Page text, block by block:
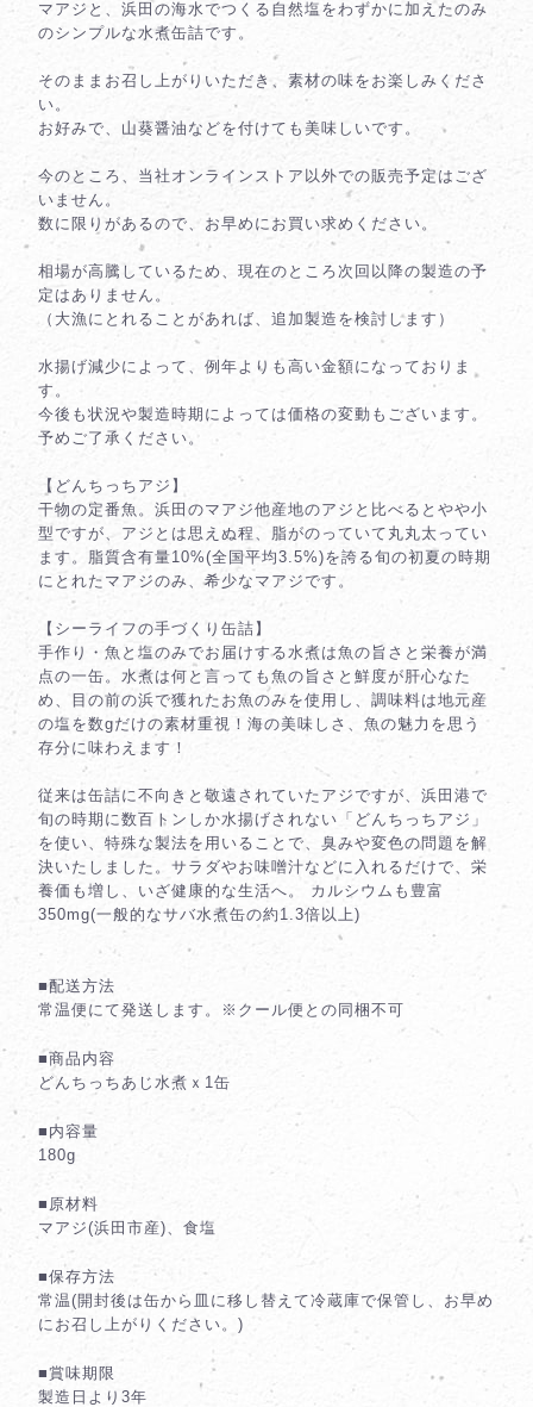
マアジと、浜田の海水でつくる自然塩をわずかに加えたのみ
のシンプルな水煮缶詰です。
そのままお召し上がりいただき、素材の味をお楽しみくださ
い。
お好みで、山葵醤油などを付けても美味しいです。
今のところ、当社オンラインストア以外での販売予定はござ
いません。
数に限りがあるので、お早めにお買い求めください。
相場が高騰しているため、現在のところ次回以降の製造の予
定はありません。
（大漁にとれることがあれば、追加製造を検討します）
水揚げ減少によって、例年よりも高い金額になっておりま
す。
今後も状況や製造時期によっては価格の変動もございます。
予めご了承ください。
【どんちっちアジ】
干物の定番魚。浜田のマアジ他産地のアジと比べるとやや小
型ですが、アジとは思えぬ程、脂がのっていて丸丸太ってい
ます。脂質含有量10%(全国平均3.5%)を誇る旬の初夏の時期
にとれたマアジのみ、希少なマアジです。
【シーライフの手づくり缶詰】
手作り・魚と塩のみでお届けする水煮は魚の旨さと栄養が満
点の一缶。水煮は何と言っても魚の旨さと鮮度が肝心なた
め、目の前の浜で獲れたお魚のみを使用し、調味料は地元産
の塩を数gだけの素材重視！海の美味しさ、魚の魅力を思う
存分に味わえます！
従来は缶詰に不向きと敬遠されていたアジですが、浜田港で
旬の時期に数百トンしか水揚げされない「どんちっちアジ」
を使い、特殊な製法を用いることで、臭みや変色の問題を解
決いたしました。サラダやお味噌汁などに入れるだけで、栄
養価も増し、いざ健康的な生活へ。 カルシウムも豊富
350mg(一般的なサバ水煮缶の約1.3倍以上)
■配送方法
常温便にて発送します。※クール便との同梱不可
■商品内容
どんちっちあじ水煮ｘ1缶
■内容量
180g
■原材料
マアジ(浜田市産)、食塩
■保存方法
常温(開封後は缶から皿に移し替えて冷蔵庫で保管し、お早め
にお召し上がりください。)
■賞味期限
製造日より3年